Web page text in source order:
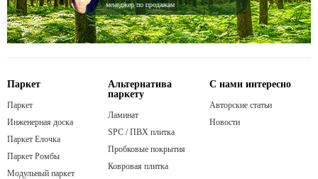
менеджер по продажам
Паркет
Паркет
Инженерная доска
Паркет Елочка
Паркет Ромбы
Модульный паркет
Альтернатива
паркету
Ламинат
SPC / ПВХ плитка
Пробковые покрытия
Ковровая плитка
С нами интересно
Авторские статьи
Новости